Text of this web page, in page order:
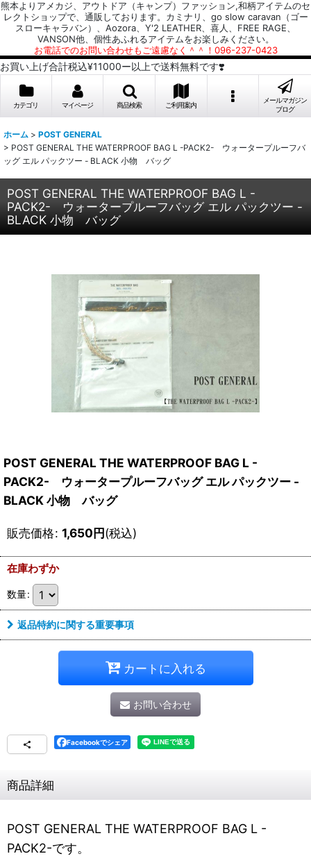
熊本よりアメカジ、アウトドア（キャンプ）ファッション,和柄アイテムのセ
レクトショップで、通販しております。カミナリ、go slow caravan（ゴー
スローキャラバン）、Aozora、Y'2 LEATHER、喜人、FREE RAGE、
VANSON他、個性あふれるアイテムをお楽しみください。
お電話でのお問い合わせもご遠慮なく＾＾！096-237-0423
お買い上げ合計税込¥11000ー以上で送料無料です❣️
カテゴリ マイページ 商品検索 ご利用案内
メールマガジン
ブログ
ホーム > POST GENERAL
> POST GENERAL THE WATERPROOF BAG L -PACK2- ウォータープルーフバ
ッグ エル パックツー - BLACK 小物 バッグ
POST GENERAL THE WATERPROOF BAG L -
PACK2- ウォータープルーフバッグ エル パックツー -
BLACK 小物 バッグ
POST GENERAL THE WATERPROOF BAG L -
PACK2- ウォータープルーフバッグ エル パックツー -
BLACK 小物 バッグ
販売価格: 1,650円(税込)
在庫わずか
数量:
返品特約に関する重要事項
カートに入れる
お問い合わせ
Facebookでシェア
商品詳細
POST GENERAL THE WATERPROOF BAG L -
PACK2-です。